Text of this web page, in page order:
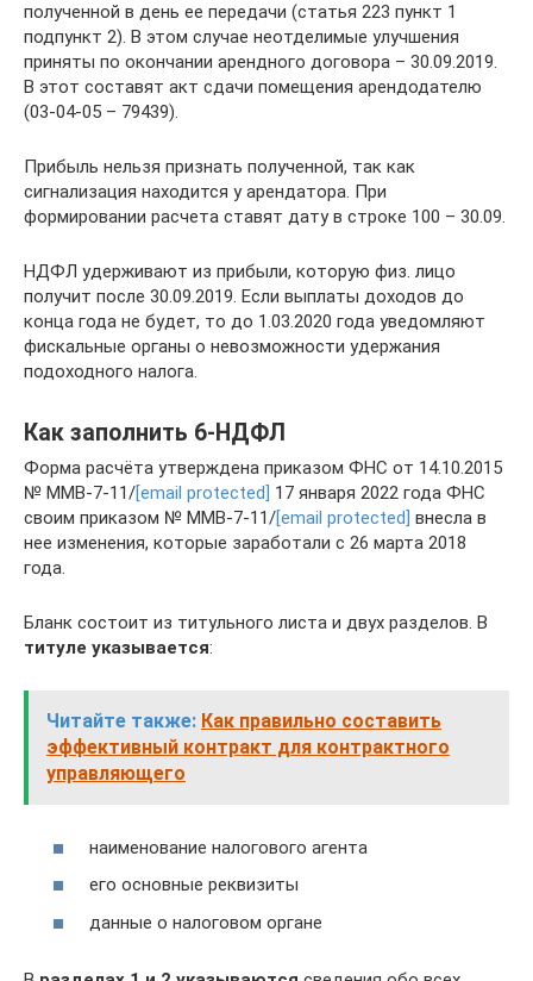
полученной в день ее передачи (статья 223 пункт 1
подпункт 2). В этом случае неотделимые улучшения
приняты по окончании арендного договора – 30.09.2019.
В этот составят акт сдачи помещения арендодателю
(03-04-05 – 79439).
Прибыль нельзя признать полученной, так как
сигнализация находится у арендатора. При
формировании расчета ставят дату в строке 100 – 30.09.
НДФЛ удерживают из прибыли, которую физ. лицо
получит после 30.09.2019. Если выплаты доходов до
конца года не будет, то до 1.03.2020 года уведомляют
фискальные органы о невозможности удержания
подоходного налога.
Как заполнить 6-НДФЛ
Форма расчёта утверждена приказом ФНС от 14.10.2015
№ ММВ-7-11/[email protected] 17 января 2022 года ФНС
своим приказом № ММВ-7-11/[email protected] внесла в
нее изменения, которые заработали с 26 марта 2018
года.
Бланк состоит из титульного листа и двух разделов. В
титуле указывается:
Читайте также: Как правильно составить
эффективный контракт для контрактного
управляющего
наименование налогового агента
его основные реквизиты
данные о налоговом органе